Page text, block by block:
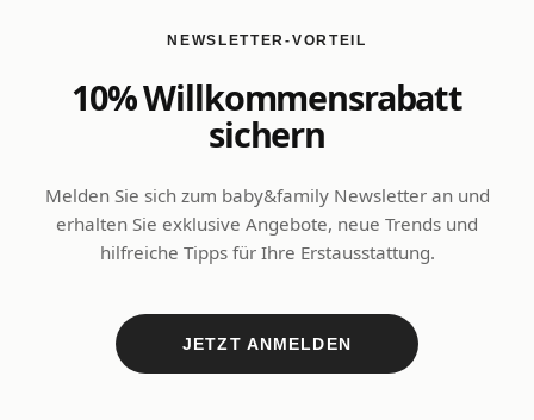
NEWSLETTER-VORTEIL
10% Willkommensrabatt
sichern
Melden Sie sich zum baby&family Newsletter an und
erhalten Sie exklusive Angebote, neue Trends und
hilfreiche Tipps für Ihre Erstausstattung.
JETZT ANMELDEN